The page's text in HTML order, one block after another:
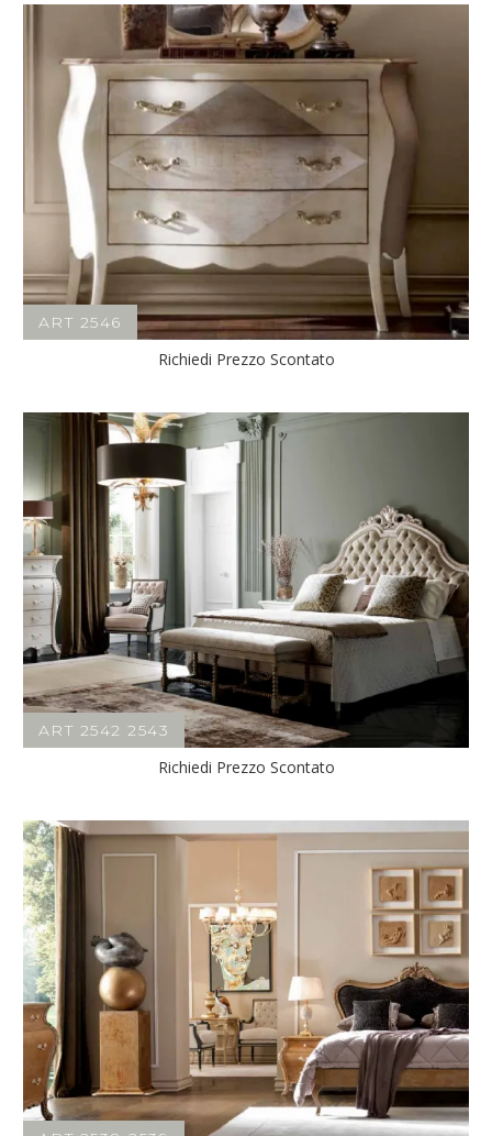
ART 2546
Richiedi Prezzo Scontato
ART 2542 2543
Richiedi Prezzo Scontato